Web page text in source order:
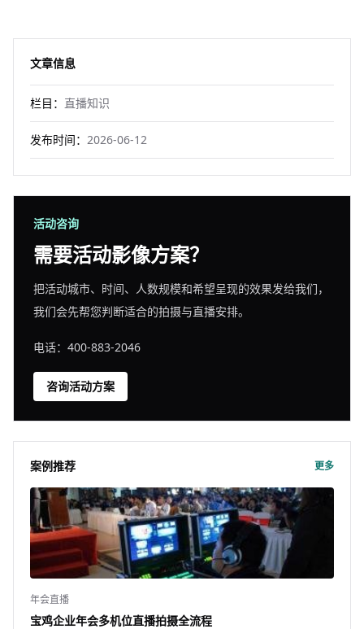
文章信息
栏目： 直播知识
发布时间： 2026-06-12
活动咨询
需要活动影像方案？
把活动城市、时间、人数规模和希望呈现的效果发给我们，
我们会先帮您判断适合的拍摄与直播安排。
电话：400-883-2046
咨询活动方案
案例推荐 更多
年会直播
宝鸡企业年会多机位直播拍摄全流程